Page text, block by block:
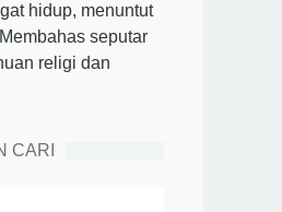
hidup, menuntut
seputar
religi dan
CARI